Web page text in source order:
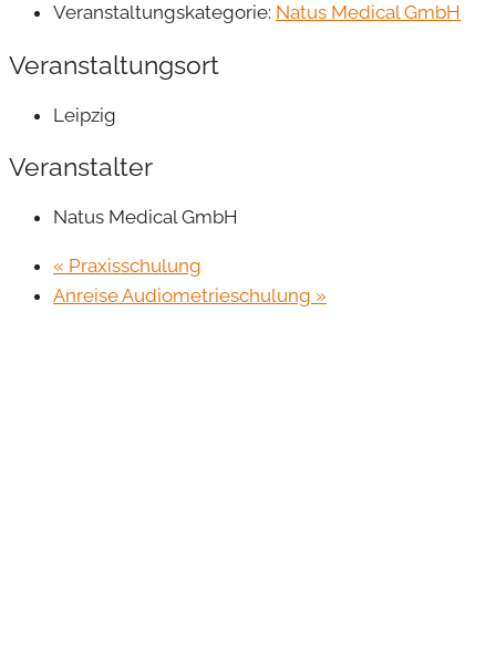
Veranstaltungskategorie: Natus Medical GmbH
Veranstaltungsort
Leipzig
Veranstalter
Natus Medical GmbH
« Praxisschulung
Anreise Audiometrieschulung »